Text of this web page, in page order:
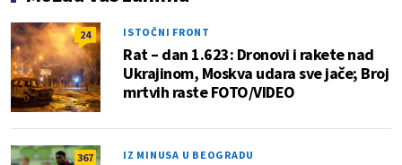
24 ISTOČNI FRONT
Rat – dan 1.623: Dronovi i rakete nad
Ukrajinom, Moskva udara sve jače; Broj
mrtvih raste FOTO/VIDEO
367 IZ MINUSA U BEOGRADU